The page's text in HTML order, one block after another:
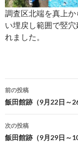
調査区北端を真上
い埋戻し範囲で竪
れました。
投
稿
ナ
ビ
前の投稿
飯田館跡（9月22日～
次の投稿
飯田館跡（9月29日～